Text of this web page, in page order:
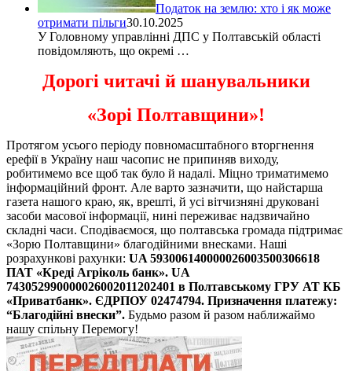
Податок на землю: хто і як може
отримати пільги30.10.2025
У Головному управлінні ДПС у Полтавській області
повідомляють, що окремі …
Дорогі читачі й шанувальники
«Зорі Полтавщини»!
Протягом усього періоду повномасштабного вторгнення
ерефії в Україну наш часопис не припиняв виходу,
робитимемо все щоб так було й надалі. Міцно триматимемо
інформаційний фронт. Але варто зазначити, що найстарша
газета нашого краю, як, врешті, й усі вітчизняні друковані
засоби масової інформації, нині переживає надзвичайно
складні часи. Сподіваємося, що полтавська громада підтримає
«Зорю Полтавщини» благодійними внесками. Наші
розрахункові рахунки: UA 593006140000026003500306618
ПАТ «Креді Агріколь банк». UA
743052990000026002011202401 в Полтавському ГРУ АТ КБ
«Приватбанк». ЄДРПОУ 02474794. Призначення платежу:
“Благодійні внески”. Будьмо разом й разом наближаймо
нашу спільну Перемогу!